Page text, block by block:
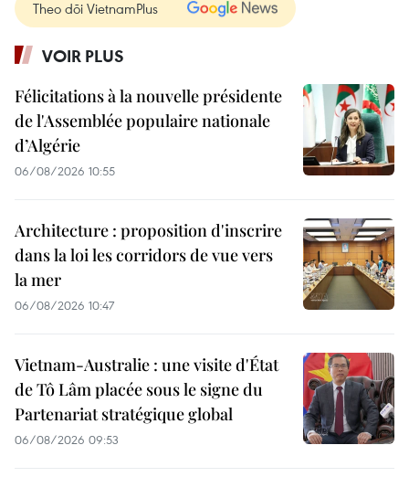
Theo dõi VietnamPlus
VOIR PLUS
Félicitations à la nouvelle présidente
de l'Assemblée populaire nationale
d’Algérie
06/08/2026 10:55
Architecture : proposition d'inscrire
dans la loi les corridors de vue vers
la mer
06/08/2026 10:47
Vietnam-Australie : une visite d'État
de Tô Lâm placée sous le signe du
Partenariat stratégique global
06/08/2026 09:53